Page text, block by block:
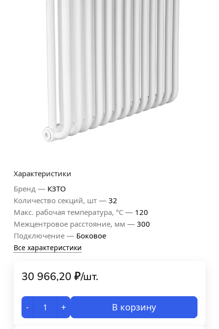
Характеристики
Бренд — КЗТО
Количество секций, шт — 32
Макс. рабочая температура, °С — 120
Межцентровое расстояние, мм — 300
Подключение — Боковое
Все характеристики
30 966,20 ₽/шт.
- + В корзину